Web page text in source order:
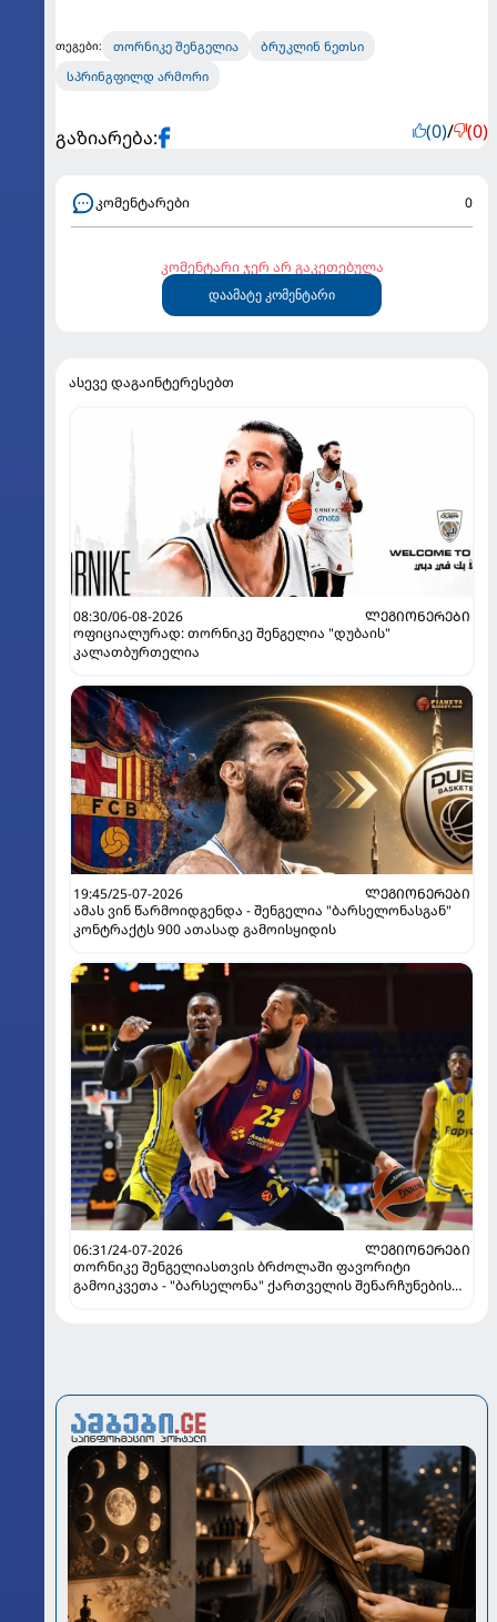
თეგები: თორნიკე შენგელია
ბრუკლინ ნეთსი
სპრინგფილდ არმორი
გაზიარება: (0)/ (0)
კომენტარები 0
კომენტარი ჯერ არ გაკეთებულა
დაამატე კომენტარი
ასევე დაგაინტერესებთ
08:30/06-08-2026
ᲚᲔᲒᲘᲝᲜᲔᲠᲔᲑᲘ
ოფიციალურად: თორნიკე შენგელია "დუბაის"
კალათბურთელია
19:45/25-07-2026
ᲚᲔᲒᲘᲝᲜᲔᲠᲔᲑᲘ
ამას ვინ წარმოიდგენდა - შენგელია "ბარსელონასგან"
კონტრაქტს 900 ათასად გამოისყიდის
06:31/24-07-2026
ᲚᲔᲒᲘᲝᲜᲔᲠᲔᲑᲘ
თორნიკე შენგელიასთვის ბრძოლაში ფავორიტი
გამოიკვეთა - "ბარსელონა" ქართველის შენარჩუნების